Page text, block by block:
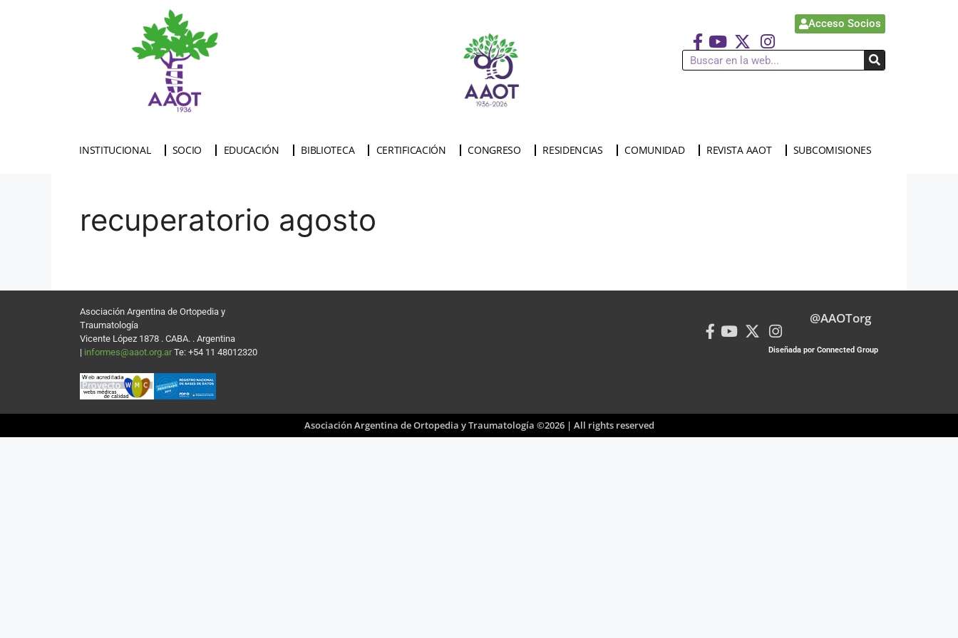
Acceso Socios
INSTITUCIONAL SOCIO EDUCACIÓN BIBLIOTECA CERTIFICACIÓN CONGRESO RESIDENCIAS COMUNIDAD REVISTA AAOT SUBCOMISIONES
recuperatorio agosto
Asociación Argentina de Ortopedia y
Traumatología
Vicente López 1878 . CABA. . Argentina
| informes@aaot.org.ar Te: +54 11 48012320
@AAOTorg
Diseñada por Connected Group
Asociación Argentina de Ortopedia y Traumatología ©2026 | All rights reserved